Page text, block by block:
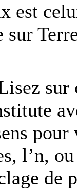
est
sur
l’n,
de